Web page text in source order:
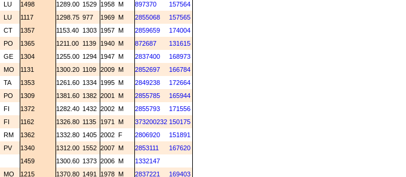
LU 1498 1289.00 1529 1958 M 897370
157564
LU 1117 1298.75 977 1969 M 2855068
157565
CT 1357 1153.40 1303 1957 M 2859659
174004
PO 1365 1211.00 1139 1940 M 872687
131615
GE 1304 1255.00 1294 1947 M 2837400
168973
MO 1131 1300.20 1109 2009 M 2852697
166784
TA 1353 1261.60 1334 1995 M 2849238
172664
PO 1309 1381.60 1382 2001 M 2855785
165944
FI 1372 1282.40 1432 2002 M 2855793
171556
FI 1162 1326.80 1135 1971 M 373200232 150175
RM 1362 1332.80 1405 2002 F 2806920
151891
PV 1340 1312.00 1552 2007 M 2853111
167620
1459 1300.60 1373 2006 M
1332147
MO 1215 1370.80 1491 1978 M 2837221 169403